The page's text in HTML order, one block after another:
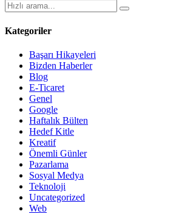
Kategoriler
Başarı Hikayeleri
Bizden Haberler
Blog
E-Ticaret
Genel
Google
Haftalık Bülten
Hedef Kitle
Kreatif
Önemli Günler
Pazarlama
Sosyal Medya
Teknoloji
Uncategorized
Web